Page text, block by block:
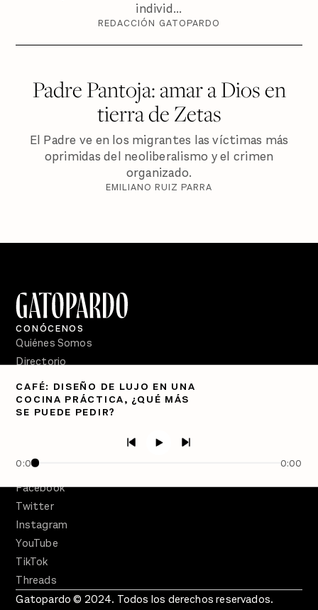
individ...
REDACCIÓN GATOPARDO
Padre Pantoja: amar a Dios en
tierra de Zetas
El Padre ve en los migrantes las víctimas más
oprimidas del neoliberalismo y el crimen
organizado.
EMILIANO RUIZ PARRA
CAFÉ: DISEÑO DE LUJO EN UNA
COCINA PRÁCTICA, ¿QUÉ MÁS
SE PUEDE PEDIR?
0:00 0:00
CONÓCENOS
Quiénes Somos
Directorio
PÓDCASTS
Semanario Gatopardo
Facebook
Twitter
Instagram
YouTube
TikTok
Threads
Gatopardo © 2024. Todos los derechos reservados.